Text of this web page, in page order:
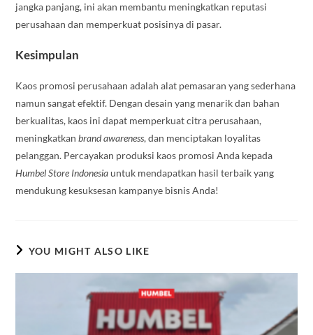
jangka panjang, ini akan membantu meningkatkan reputasi
perusahaan dan memperkuat posisinya di pasar.
Kesimpulan
Kaos promosi perusahaan adalah alat pemasaran yang sederhana
namun sangat efektif. Dengan desain yang menarik dan bahan
berkualitas, kaos ini dapat memperkuat citra perusahaan,
meningkatkanbrand awareness, dan menciptakan loyalitas
pelanggan. Percayakan produksi kaos promosi Anda kepada
Humbel Store Indonesiauntuk mendapatkan hasil terbaik yang
mendukung kesuksesan kampanye bisnis Anda!
YOU MIGHT ALSO LIKE